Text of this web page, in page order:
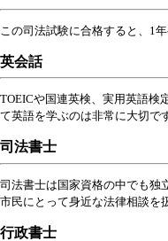
この司法試験に合格すると、1
英会話
TOEICや国連英検、実用英語検
て英語を学ぶのは非常に大切で
司法書士
司法書士は国家資格の中でも独
市民にとって身近な法律相談を
行政書士